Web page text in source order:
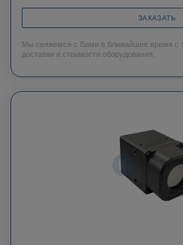
ЗАКАЗАТЬ
Мы свяжемся с Вами в ближайшее время с
доставки и стоимости оборудования.